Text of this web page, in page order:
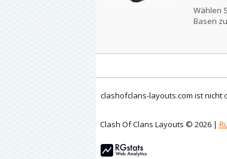
Wählen
Basen
clashofclans-layouts.com ist nicht
Clash Of Clans Layouts © 2026 |